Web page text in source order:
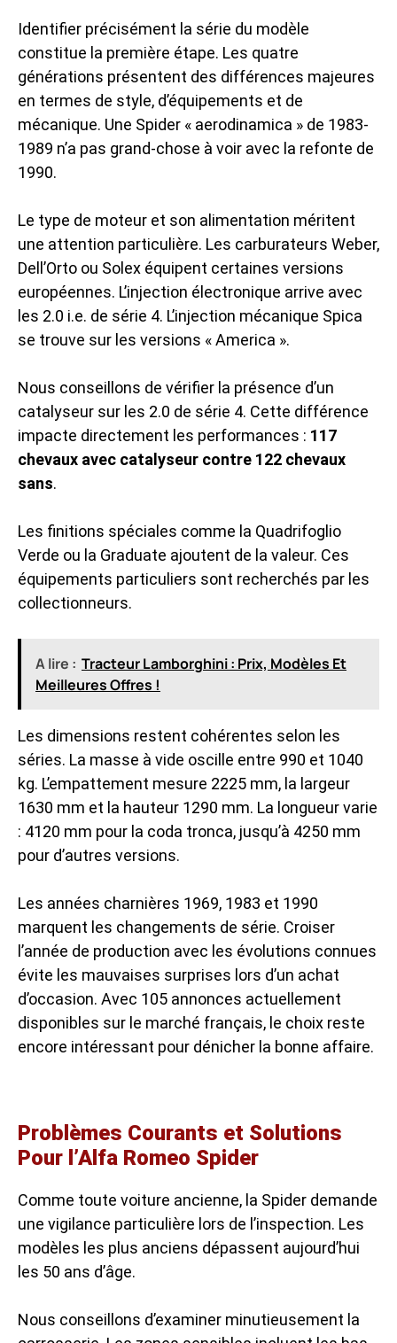
Identifier précisément la série du modèle
constitue la première étape. Les quatre
générations présentent des différences majeures
en termes de style, d’équipements et de
mécanique. Une Spider « aerodinamica » de 1983-
1989 n’a pas grand-chose à voir avec la refonte de
1990.
Le type de moteur et son alimentation méritent
une attention particulière. Les carburateurs Weber,
Dell’Orto ou Solex équipent certaines versions
européennes. L’injection électronique arrive avec
les 2.0 i.e. de série 4. L’injection mécanique Spica
se trouve sur les versions « America ».
Nous conseillons de vérifier la présence d’un
catalyseur sur les 2.0 de série 4. Cette différence
impacte directement les performances : 117
chevaux avec catalyseur contre 122 chevaux
sans.
Les finitions spéciales comme la Quadrifoglio
Verde ou la Graduate ajoutent de la valeur. Ces
équipements particuliers sont recherchés par les
collectionneurs.
A lire : Tracteur Lamborghini : Prix, Modèles Et
Meilleures Offres !
Les dimensions restent cohérentes selon les
séries. La masse à vide oscille entre 990 et 1040
kg. L’empattement mesure 2225 mm, la largeur
1630 mm et la hauteur 1290 mm. La longueur varie
: 4120 mm pour la coda tronca, jusqu’à 4250 mm
pour d’autres versions.
Les années charnières 1969, 1983 et 1990
marquent les changements de série. Croiser
l’année de production avec les évolutions connues
évite les mauvaises surprises lors d’un achat
d’occasion. Avec 105 annonces actuellement
disponibles sur le marché français, le choix reste
encore intéressant pour dénicher la bonne affaire.
Problèmes Courants et Solutions
Pour l’Alfa Romeo Spider
Comme toute voiture ancienne, la Spider demande
une vigilance particulière lors de l’inspection. Les
modèles les plus anciens dépassent aujourd’hui
les 50 ans d’âge.
Nous conseillons d’examiner minutieusement la